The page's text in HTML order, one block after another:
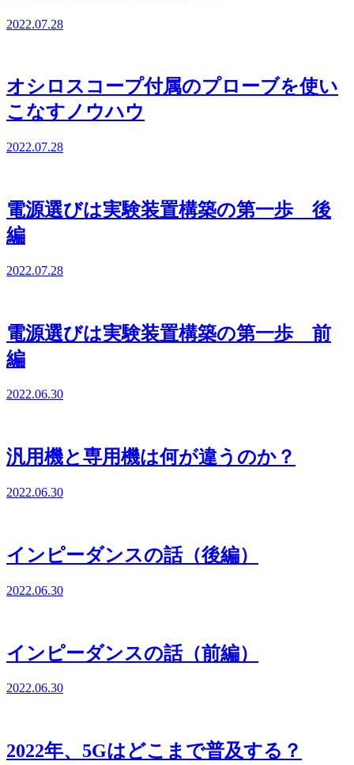
2022.07.28
オシロスコープ付属のプローブを使い
こなすノウハウ
2022.07.28
電源選びは実験装置構築の第一歩 後
編
2022.07.28
電源選びは実験装置構築の第一歩 前
編
2022.06.30
汎用機と専用機は何が違うのか？
2022.06.30
インピーダンスの話（後編）
2022.06.30
インピーダンスの話（前編）
2022.06.30
2022年、5Gはどこまで普及する？